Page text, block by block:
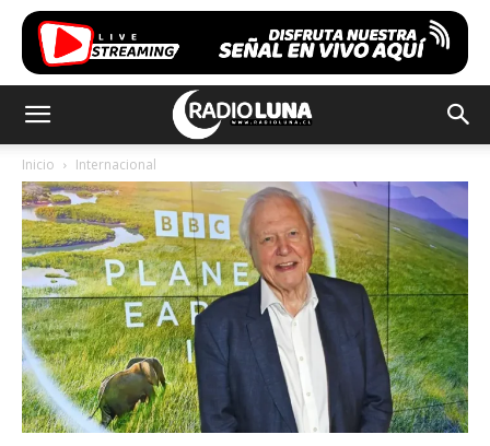
Inicio Internacional